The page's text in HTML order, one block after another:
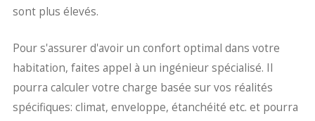
sont plus élevés.
Pour s'assurer d'avoir un confort optimal dans votre
habitation, faites appel à un ingénieur spécialisé. Il
pourra calculer votre charge basée sur vos réalités
spécifiques: climat, enveloppe, étanchéité etc. et pourra